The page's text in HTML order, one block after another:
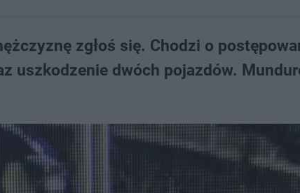
zgłoś się. Chodzi o
uszkodzenie dwóch pojazdów.